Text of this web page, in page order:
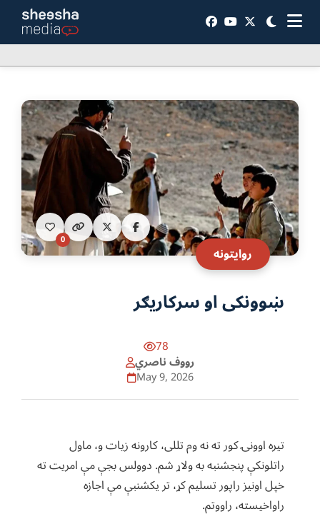
روایتونه
0
ښوونکی او سرکاریګر
78
رووف ناصري
May 9, 2026
تیره اوونۍ کور ته نه وم تللی، کارونه زیات و، ماول
راتلونکې پنجشنبه به ولاړ شم. دوولس بجې مې امریت ته
خپل اونیز راپور تسلیم کړ، تر یکشنبې مې اجازه
راواخیسته، راووتم.